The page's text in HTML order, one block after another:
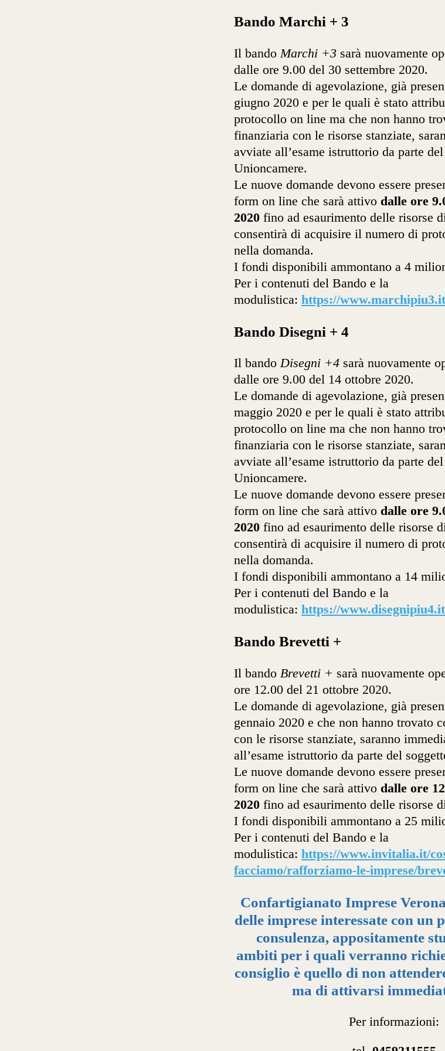
Bando Marchi + 3
Il bando Marchi +3 sarà nuovamente
dalle ore 9.00 del 30 settembre 2020.
Le domande di agevolazione, già
giugno 2020 e per le quali è stato
protocollo on line ma che non hanno
finanziaria con le risorse stanziate,
avviate all’esame istruttorio da parte
Unioncamere.
Le nuove domande devono essere
form on line che sarà attivo dalle ore
2020 fino ad esaurimento delle risorse
consentirà di acquisire il numero di
nella domanda.
I fondi disponibili ammontano a 4
Per i contenuti del Bando e la
modulistica: https://
Bando Disegni + 4
Il bandoDisegni +4 sarà nuovamente
dalle ore 9.00 del 14 ottobre 2020.
Le domande di agevolazione, già
maggio 2020 e per le quali è stato
protocollo on line ma che non hanno
finanziaria con le risorse stanziate,
avviate all’esame istruttorio da parte
Unioncamere.
Le nuove domande devono essere
form on line che sarà attivo dalle ore
2020 fino ad esaurimento delle risorse
consentirà di acquisire il numero di
nella domanda.
I fondi disponibili ammontano a 14
Per i contenuti del Bando e la
modulistica: https://
Bando Brevetti +
Il bando Brevetti + sarà nuovamente
ore 12.00 del 21 ottobre 2020.
Le domande di agevolazione, già
gennaio 2020 e che non hanno trovato
con le risorse stanziate, saranno
all’esame istruttorio da parte del
Le nuove domande devono essere
form on line che sarà attivo dalle ore
2020 fino ad esaurimento delle risorse
I fondi disponibili ammontano a 25
Per i contenuti del Bando e la
modulistica: https://www.invitalia.it/
facciamo/rafforziamo-le-imprese/
Confartigianato Imprese
delle imprese interessate con un
consulenza, appositamente
ambiti per i quali verranno
consiglio è quello di non
ma di attivarsi
Per informazioni: